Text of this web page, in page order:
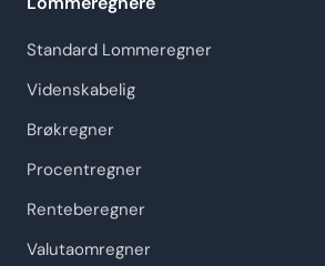
Standard Lommeregner
Videnskabelig
Brøkregner
Procentregner
Renteberegner
Valutaomregner